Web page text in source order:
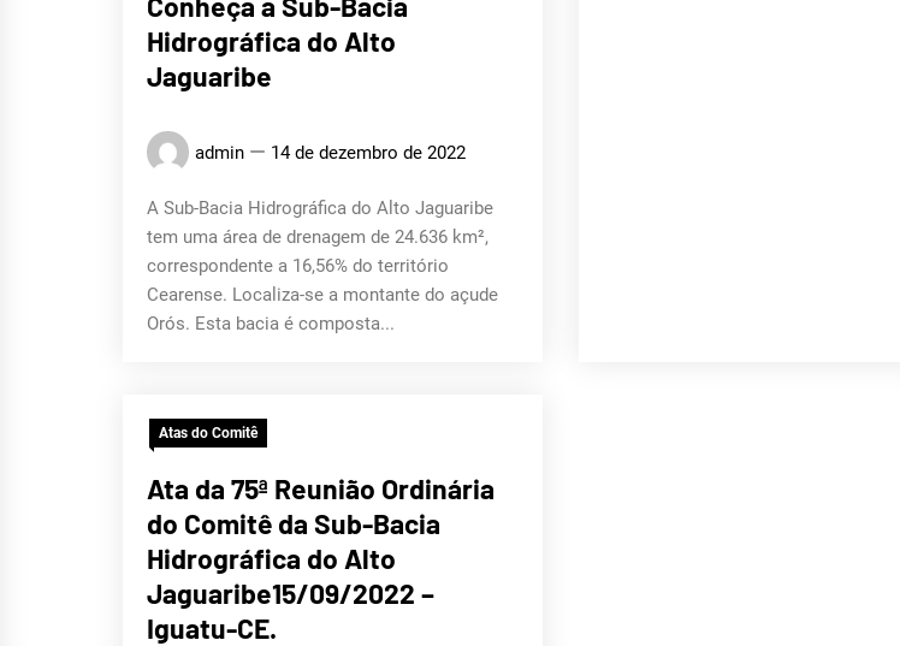
Hidrográfica do Alto
Jaguaribe
admin 14 de dezembro de 2022
A Sub-Bacia Hidrográfica do Alto Jaguaribe
tem uma área de drenagem de 24.636 km²,
correspondente a 16,56% do território
Cearense. Localiza-se a montante do açude
Orós. Esta bacia é composta...
Atas do Comitê
Ata da 75ª Reunião Ordinária
do Comitê da Sub-Bacia
Hidrográfica do Alto
Jaguaribe15/09/2022 –
Iguatu-CE.